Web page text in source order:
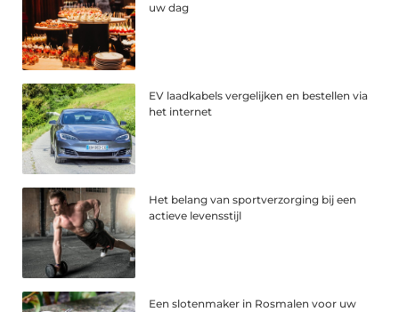
uw dag
EV laadkabels vergelijken en bestellen via
het internet
Het belang van sportverzorging bij een
actieve levensstijl
Een slotenmaker in Rosmalen voor uw